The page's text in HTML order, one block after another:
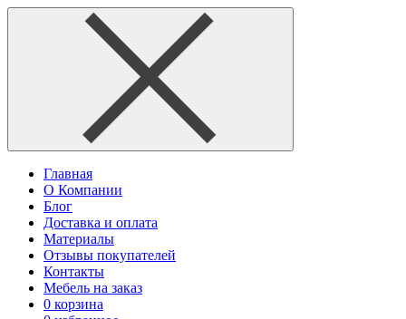
Главная
О Компании
Блог
Доставка и оплата
Материалы
Отзывы покупателей
Контакты
Мебель на заказ
0 корзина